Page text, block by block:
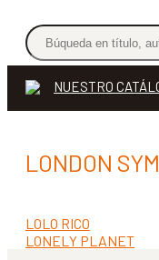
NUESTRO
LONDON
Navegación
de
Anterior:
LOLO RICO
Siguiente:
LONELY PLANET